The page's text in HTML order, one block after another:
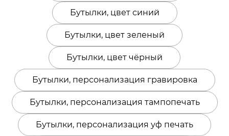
Бутылки, цвет синий
Бутылки, цвет зеленый
Бутылки, цвет чёрный
Бутылки, персонализация гравировка
Бутылки, персонализация тампопечать
Бутылки, персонализация уф печать